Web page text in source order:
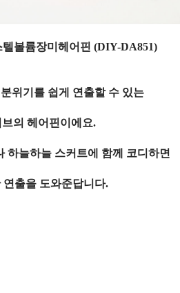
볼륨장미헤어핀 (DIY-DA851)
위기를 쉽게 연출할 수 있는
의 헤어핀이에요.
하늘하늘 스커트에 함께 코디하면
연출을 도와준답니다.